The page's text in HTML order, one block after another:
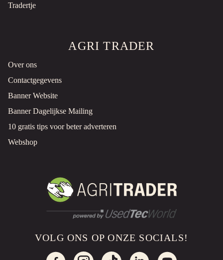
Tradertje
AGRI TRADER
Over ons
Contactgegevens
Banner Website
Banner Dagelijkse Mailing
10 gratis tips voor beter adverteren
Webshop
VOLG ONS OP ONZE SOCIALS!